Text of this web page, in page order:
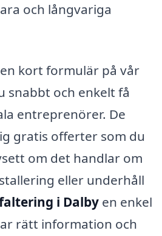
och långvariga
kort formulär på vår
snabbt och enkelt få
entreprenörer. De
gratis offerter som du
om det handlar om
eller underhåll
i Dalby en enkel
rätt information och